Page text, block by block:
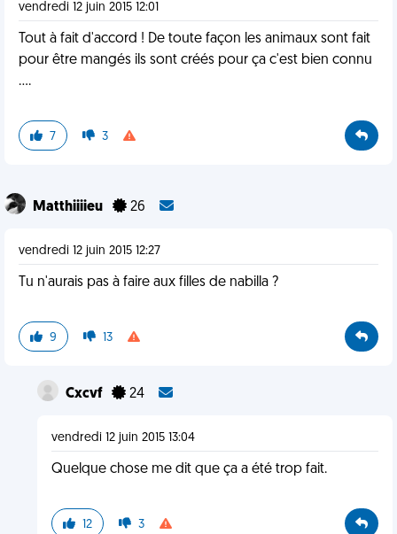
vendredi 12 juin 2015 12:01
Tout à fait d'accord ! De toute façon les animaux sont fait
pour être mangés ils sont créés pour ça c'est bien connu
....
7 3
Matthiiiieu 26
vendredi 12 juin 2015 12:27
Tu n'aurais pas à faire aux filles de nabilla ?
9 13
Cxcvf 24
vendredi 12 juin 2015 13:04
Quelque chose me dit que ça a été trop fait.
12 3